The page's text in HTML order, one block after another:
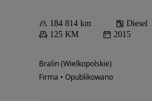
184 814 km Diesel
125 KM
2015
Bralin (Wielkopolskie)
Firma • Opublikowano